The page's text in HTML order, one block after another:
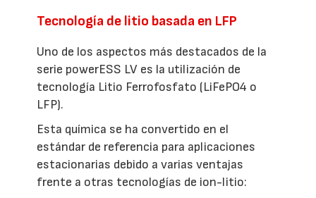
Tecnología de litio basada en LFP
Uno de los aspectos más destacados de la
serie powerESS LV es la utilización de
tecnología Litio Ferrofosfato (LiFePO4 o
LFP).
Esta química se ha convertido en el
estándar de referencia para aplicaciones
estacionarias debido a varias ventajas
frente a otras tecnologías de ion-litio: